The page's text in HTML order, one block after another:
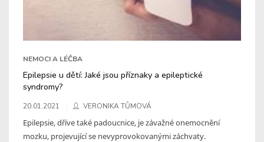
NEMOCI A LÉČBA
Epilepsie u dětí: Jaké jsou příznaky a epileptické
syndromy?
20.01.2021 VERONIKA TŮMOVÁ
Epilepsie, dříve také padoucnice, je závažné onemocnění
mozku, projevující se nevyprovokovanými záchvaty.